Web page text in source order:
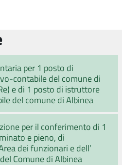
per 1 posto di
contabile del comune di
e di 1 posto di istruttore
del comune di Albinea
per il conferimento di 1
e pieno, di
dei funzionari e dell’
Comune di Albinea